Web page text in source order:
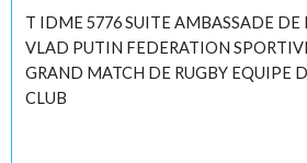
T IDME 5776 SUITE AMBASSADE DE
VLAD PUTIN FEDERATION
GRAND MATCH DE RUGBY EQUIPE
CLUB